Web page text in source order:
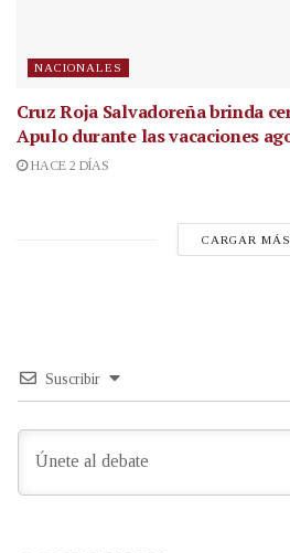
NACIONALES
Cruz Roja Salvadoreña brinda
Apulo durante las vacaciones
HACE 2 DÍAS
CARGAR MÁS
Suscribir